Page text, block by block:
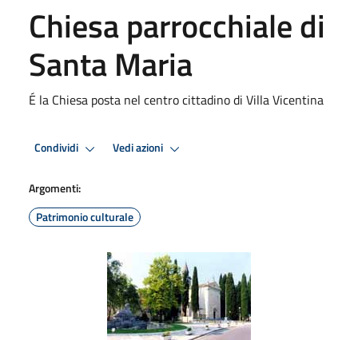
Chiesa parrocchiale di
Santa Maria
É la Chiesa posta nel centro cittadino di Villa Vicentina
Condividi Vedi azioni
Argomenti:
Patrimonio culturale